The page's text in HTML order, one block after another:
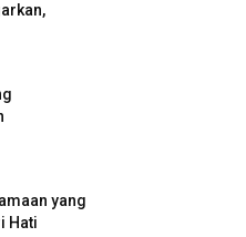
yang
Hati